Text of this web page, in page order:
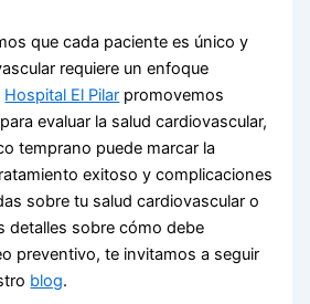
que cada paciente es único y
requiere un enfoque
Hospital El Pilar promovemos
evaluar la salud cardiovascular,
temprano puede marcar la
exitoso y complicaciones
sobre tu salud cardiovascular o
detalles sobre cómo debe
preventivo, te invitamos a seguir
blog.